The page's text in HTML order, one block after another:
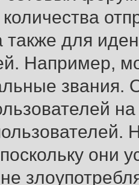
для
Например,
звания.
они